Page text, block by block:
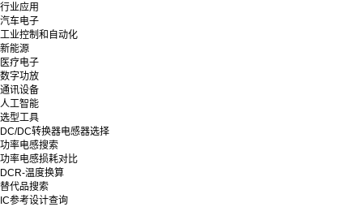
行业应用
汽车电子
工业控制和自动化
新能源
医疗电子
数字功放
通讯设备
人工智能
选型工具
DC/DC转换器电感器选择
功率电感搜索
功率电感损耗对比
DCR-温度换算
替代品搜索
IC参考设计查询